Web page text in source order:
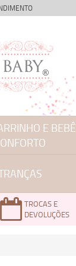
E BEBÊ
TROCAS E
DEVOLUÇÕES